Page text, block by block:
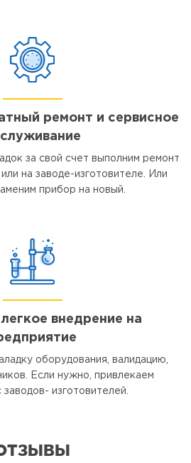
ремонт и сервисное
за свой счет выполним ремонт
на заводе-изготовителе. Или
прибор на новый.
внедрение на
оборудования, валидацию,
Если нужно, привлекаем
изготовителей.